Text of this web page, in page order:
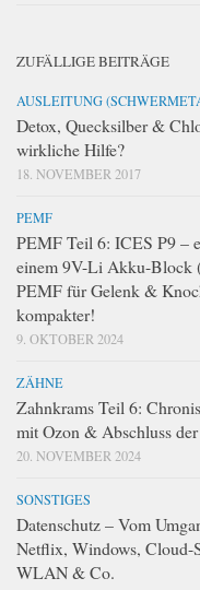
ZUFÄLLIGE BEITRÄGE
AUSLEITUNG
Detox, Quecksilber &
wirkliche Hilfe?
18. NOVEMBER 2017
PEMF
PEMF Teil 6: ICES P9 –
einem 9V-Li Akku-Block
PEMF für Gelenk &
kompakter!
9. OKTOBER 2024
ZÄHNE
Zahnkrams Teil 6:
mit Ozon & Abschluss
20. NOVEMBER 2024
SONSTIGES
Datenschutz – Vom
Netflix, Windows, Cloud-
WLAN & Co.